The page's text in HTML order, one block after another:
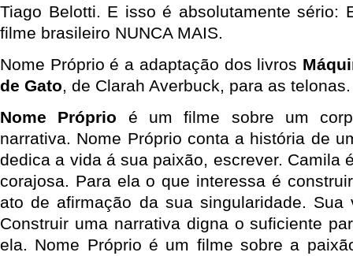
Tiago Belotti. E isso é absolutamente sério:
filme brasileiro NUNCA MAIS.
Nome Próprio é a adaptação dos livros
de Gato, de Clarah Averbuck, para as
Nome Próprio é um filme sobre um
narrativa. Nome Próprio conta a história de
dedica a vida á sua paixão, escrever. Camila
corajosa. Para ela o que interessa é
ato de afirmação da sua singularidade.
Construir uma narrativa digna o suficiente
ela. Nome Próprio é um filme sobre a